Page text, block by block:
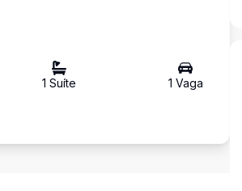
1 Suíte 1 Vaga